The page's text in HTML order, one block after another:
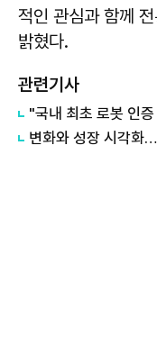
적인 관심과 함께
밝혔다.
관련기사